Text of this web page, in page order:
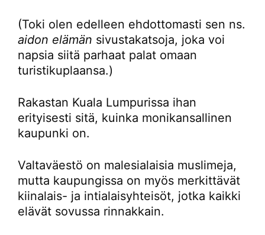
(Toki olen edelleen ehdottomasti sen ns.
aidon elämän sivustakatsoja, joka voi
napsia siitä parhaat palat omaan
turistikuplaansa.)
Rakastan Kuala Lumpurissa ihan
erityisesti sitä, kuinka monikansallinen
kaupunki on.
Valtaväestö on malesialaisia muslimeja,
mutta kaupungissa on myös merkittävät
kiinalais- ja intialaisyhteisöt, jotka kaikki
elävät sovussa rinnakkain.